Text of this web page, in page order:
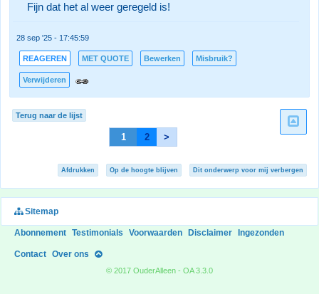
Fijn dat het al weer geregeld is!
28 sep '25 - 17:45:59
REAGEREN MET QUOTE Bewerken Misbruik?
Verwijderen
Terug naar de lijst
1 2 >
Afdrukken Op de hoogte blijven Dit onderwerp voor mij verbergen
Sitemap
Abonnement Testimonials Voorwaarden Disclaimer Ingezonden
Contact Over ons
© 2017 OuderAlleen - OA 3.3.0